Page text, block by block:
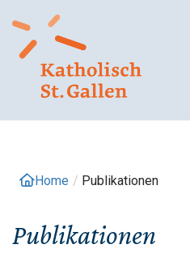
zum
Inhalt
Home / Publikationen
Publikationen